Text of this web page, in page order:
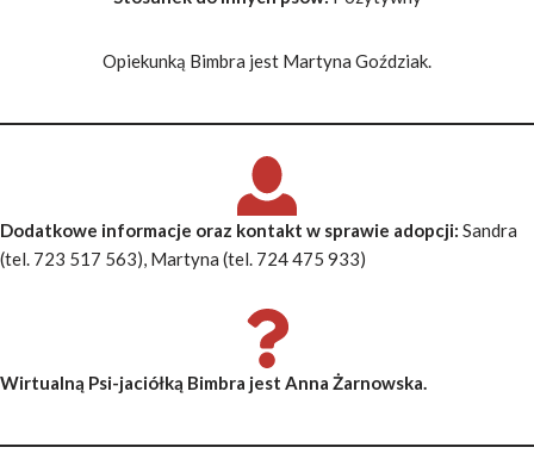
Opiekunką Bimbra jest Martyna Goździak.
Dodatkowe informacje oraz kontakt w sprawie adopcji: Sandra
(tel. 723 517 563), Martyna (tel. 724 475 933)
Wirtualną Psi-jaciółką Bimbra jest Anna Żarnowska.